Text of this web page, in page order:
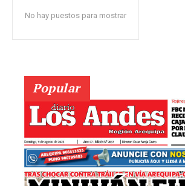
No hay puestos para mostrar
Popular